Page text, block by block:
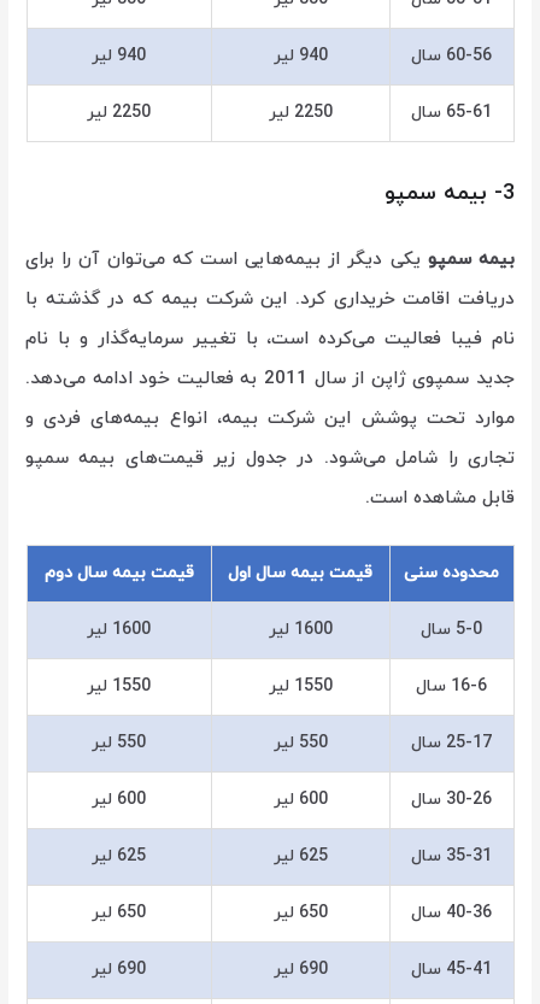
60-56 سال 940 لیر 940 لیر
65-61 سال 2250 لیر 2250 لیر
3- بیمه سمپو
بیمه سمپو یکی دیگر از بیمه‌هایی است که می‌توان آن را برای
دریافت اقامت خریداری کرد. این شرکت بیمه که در گذشته با
نام فیبا فعالیت می‌کرده است، با تغییر سرمایه‌گذار و با نام
جدید سمپوی ژاپن از سال 2011 به فعالیت خود ادامه می‌دهد.
موارد تحت پوشش این شرکت بیمه، انواع بیمه‌های فردی و
تجاری را شامل می‌شود. در جدول زیر قیمت‌های بیمه سمپو
قابل مشاهده است.
محدوده سنی قیمت بیمه سال اول قیمت بیمه سال دوم
5-0 سال 1600 لیر 1600 لیر
16-6 سال 1550 لیر 1550 لیر
25-17 سال 550 لیر 550 لیر
30-26 سال 600 لیر 600 لیر
35-31 سال 625 لیر 625 لیر
40-36 سال 650 لیر 650 لیر
45-41 سال 690 لیر 690 لیر